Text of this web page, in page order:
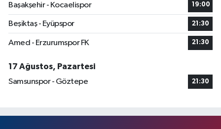
Başakşehir - Kocaelispor
19:00
Beşiktaş - Eyüpspor 21:30
Amed - Erzurumspor FK 21:30
17 Ağustos, Pazartesi
Samsunspor - Göztepe
21:30